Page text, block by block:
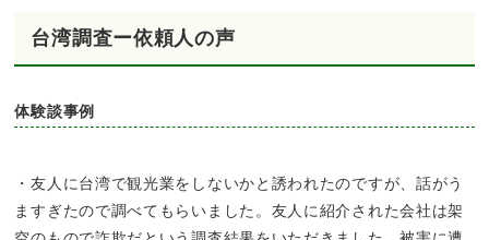
台湾調査ー依頼人の声
体験談事例
・友人に台湾で観光業をしないかと誘われたのですが、話がう
ますぎたので調べてもらいました。友人に紹介された会社は架